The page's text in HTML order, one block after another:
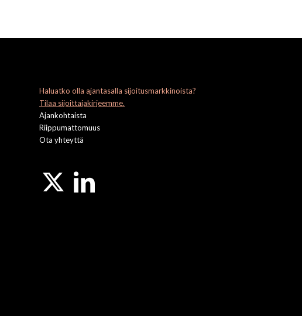
Haluatko olla ajantasalla sijoitusmarkkinoista?
Tilaa sijoittajakirjeemme.
Ajankohtaista
Riippumattomuus
Ota yhteyttä